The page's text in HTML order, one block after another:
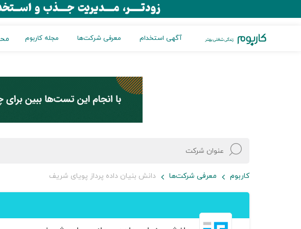
آگهی استخدام معرفی شرکت‌ها مجله کاربوم
کاربوم معرفی شرکت‌ها دانش بنیان داده پرداز پویای شریف